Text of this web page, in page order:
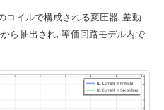
コイルで構成される変圧器. 差動
ら抽出され, 等価回路モデル内で